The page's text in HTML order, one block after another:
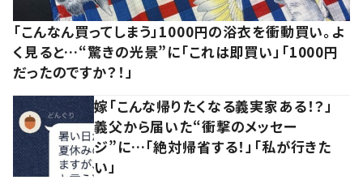
「こんなん買ってしまう」1000円の浴衣を衝動買い。よ
く見ると…“驚きの光景”に「これは即買い」「1000円
だったのですか？！」
嫁「こんな帰りたくなる義実家ある！？」
義父から届いた“衝撃のメッセー
ジ”に…「絶対帰省する！」「私が行きた
い」